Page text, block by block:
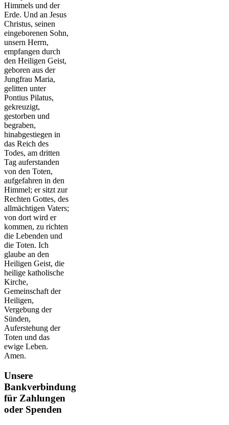
Himmels und der
Erde. Und an Jesus
Christus, seinen
eingeborenen Sohn,
unsern Herrn,
empfangen durch
den Heiligen Geist,
geboren aus der
Jungfrau Maria,
gelitten unter
Pontius Pilatus,
gekreuzigt,
gestorben und
begraben,
hinabgestiegen in
das Reich des
Todes, am dritten
Tag auferstanden
von den Toten,
aufgefahren in den
Himmel; er sitzt zur
Rechten Gottes, des
allmächtigen Vaters;
von dort wird er
kommen, zu richten
die Lebenden und
die Toten. Ich
glaube an den
Heiligen Geist, die
heilige katholische
Kirche,
Gemeinschaft der
Heiligen,
Vergebung der
Sünden,
Auferstehung der
Toten und das
ewige Leben.
Amen.
Unsere
Bankverbindung
für Zahlungen
oder Spenden